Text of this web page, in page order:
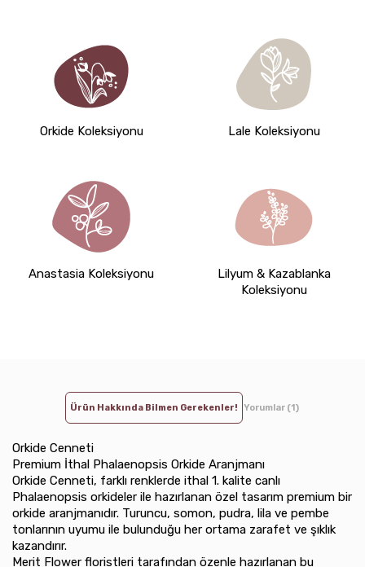
Orkide Koleksiyonu Lale Koleksiyonu
Anastasia Koleksiyonu
Lilyum & Kazablanka
Koleksiyonu
Ürün Hakkında Bilmen Gerekenler! Yorumlar (1)
Orkide Cenneti
Premium İthal Phalaenopsis Orkide Aranjmanı
Orkide Cenneti, farklı renklerde ithal 1. kalite canlı
Phalaenopsis orkideler ile hazırlanan özel tasarım premium bir
orkide aranjmanıdır. Turuncu, somon, pudra, lila ve pembe
tonlarının uyumu ile bulunduğu her ortama zarafet ve şıklık
kazandırır.
Merit Flower floristleri tarafından özenle hazırlanan bu